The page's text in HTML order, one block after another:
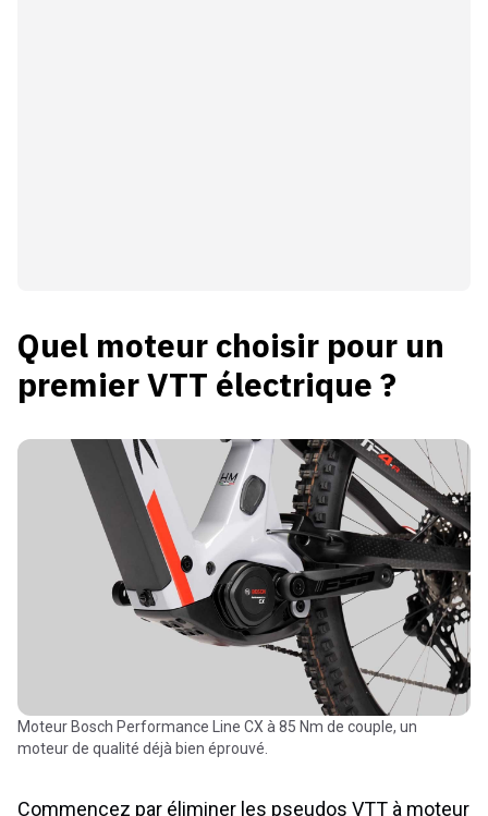
Quel moteur choisir pour un
premier VTT électrique ?
Moteur Bosch Performance Line CX à 85 Nm de couple, un
moteur de qualité déjà bien éprouvé.
Commencez par éliminer les pseudos VTT à moteur